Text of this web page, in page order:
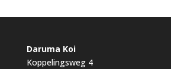
Daruma Koi
Koppelingsweg 4